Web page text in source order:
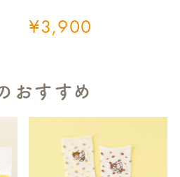
¥3,900
おすすめ